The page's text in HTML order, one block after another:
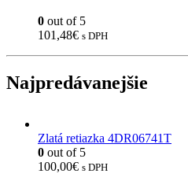
0 out of 5
101,48€ s DPH
Najpredávanejšie
Zlatá retiazka 4DR06741T
0 out of 5
100,00€ s DPH